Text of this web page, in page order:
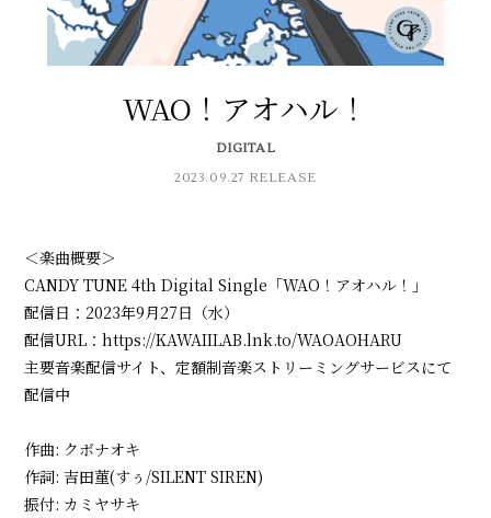
会員登録 ログイン
WAO！アオハル！
DIGITAL
2023.09.27 RELEASE
＜楽曲概要＞​
CANDY TUNE 4th Digital Single「WAO！アオハル！」
配信日：2023年9月27日（水）
配信URL：https://KAWAIILAB.lnk.to/WAOAOHARU
主要音楽配信サイト、定額制音楽ストリーミングサービスにて
配信中
作曲: クボナオキ
作詞: 吉田菫(すぅ/SILENT SIREN)
振付: カミヤサキ